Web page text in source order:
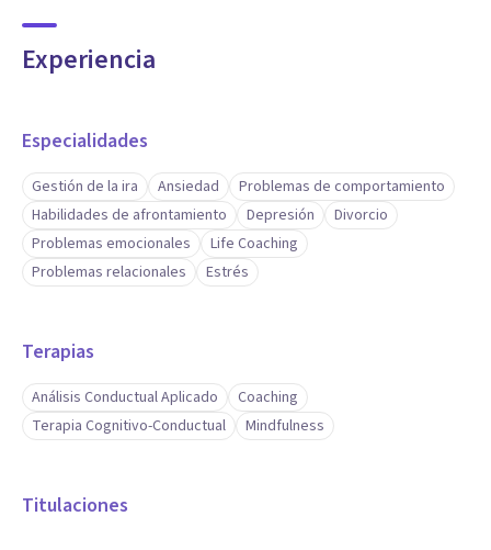
Psicología Social y del Trabajo
-- Máster en Modificación de Conducta
Experiencia
Especialidades
Gestión de la ira Ansiedad
Problemas de comportamiento
Habilidades de afrontamiento
Depresión
Divorcio
Problemas emocionales
Life Coaching
Problemas relacionales
Estrés
Terapias
Análisis Conductual Aplicado
Coaching
Terapia Cognitivo-Conductual
Mindfulness
Titulaciones